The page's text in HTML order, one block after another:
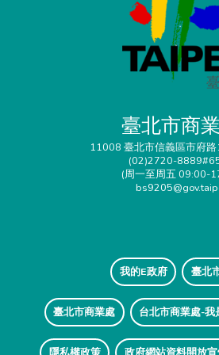
臺北市商
11008 臺北市信義區市府
(02)2720-
(周一至周五 09:00-
我的E政府 臺北
臺北市商業處 台北市商業處-我